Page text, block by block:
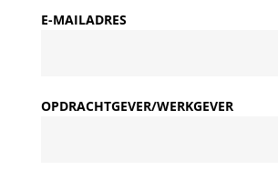
E-MAILADRES
OPDRACHTGEVER/WERKGEVER